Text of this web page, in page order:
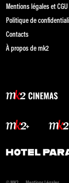
Mentions légales et CGU
Politique de
Contacts
À propos de mk2